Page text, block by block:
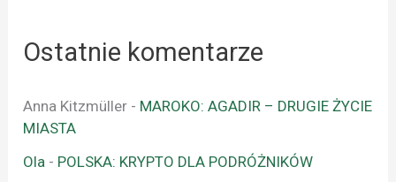
Ostatnie komentarze
Anna Kitzmüller - MAROKO: AGADIR – DRUGIE ŻYCIE
MIASTA
Ola - POLSKA: KRYPTO DLA PODRÓŻNIKÓW